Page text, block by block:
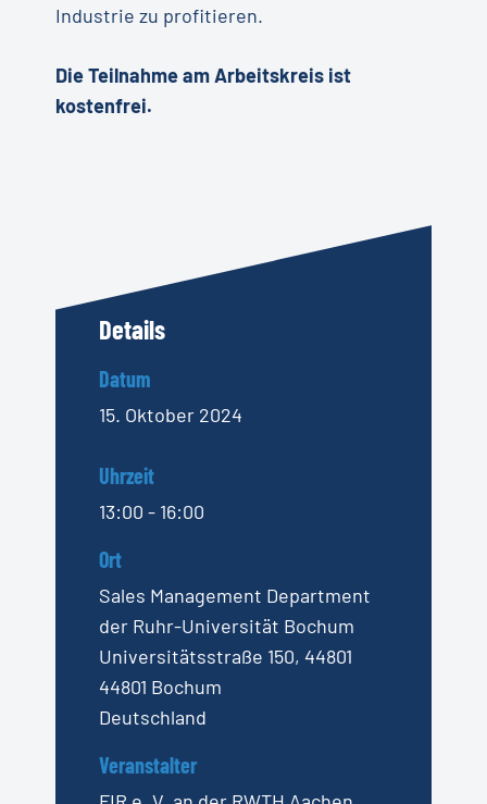
Industrie zu profitieren.
Die Teilnahme am Arbeitskreis ist
kostenfrei.
Details
Datum
15. Oktober 2024
Uhrzeit
13:00 - 16:00
Ort
Sales Management Department
der Ruhr-Universität Bochum
Universitätsstraße 150, 44801
44801 Bochum
Deutschland
Veranstalter